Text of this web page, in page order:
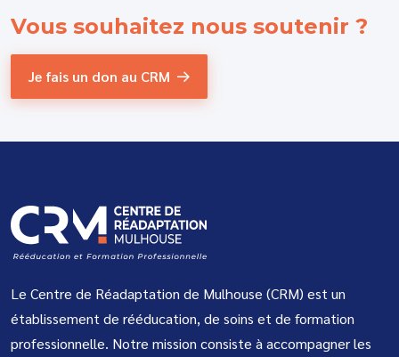
Vous souhaitez nous soutenir ?
Je fais un don au CRM
Le Centre de Réadaptation de Mulhouse (CRM) est un
établissement de rééducation, de soins et de formation
professionnelle. Notre mission consiste à accompagner les